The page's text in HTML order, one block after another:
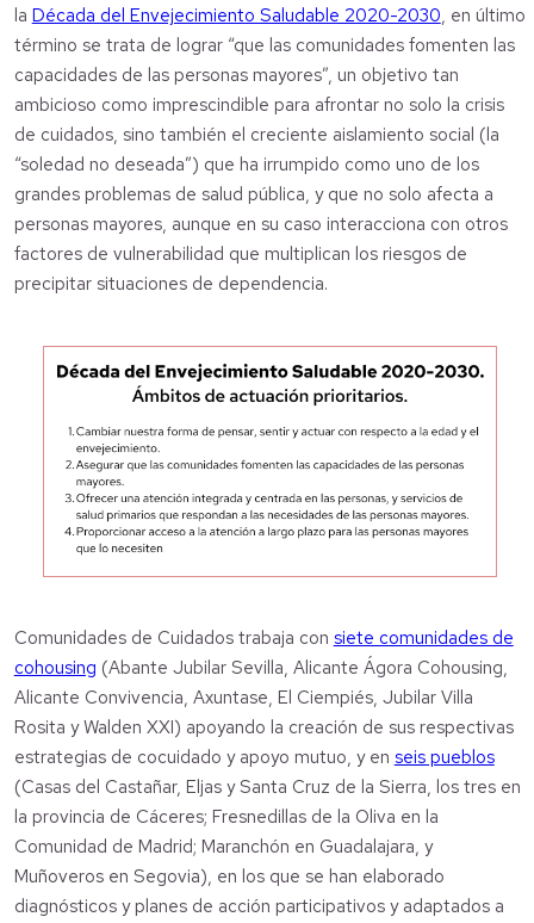
la Década del Envejecimiento Saludable 2020-2030, en último
término se trata de lograr “que las comunidades fomenten las
capacidades de las personas mayores”, un objetivo tan
ambicioso como imprescindible para afrontar no solo la crisis
de cuidados, sino también el creciente aislamiento social (la
“soledad no deseada”) que ha irrumpido como uno de los
grandes problemas de salud pública, y que no solo afecta a
personas mayores, aunque en su caso interacciona con otros
factores de vulnerabilidad que multiplican los riesgos de
precipitar situaciones de dependencia.
Comunidades de Cuidados trabaja con siete comunidades de
cohousing (Abante Jubilar Sevilla, Alicante Ágora Cohousing,
Alicante Convivencia, Axuntase, El Ciempiés, Jubilar Villa
Rosita y Walden XXI) apoyando la creación de sus respectivas
estrategias de cocuidado y apoyo mutuo, y en seis pueblos
(Casas del Castañar, Eljas y Santa Cruz de la Sierra, los tres en
la provincia de Cáceres; Fresnedillas de la Oliva en la
Comunidad de Madrid; Maranchón en Guadalajara, y
Muñoveros en Segovia), en los que se han elaborado
diagnósticos y planes de acción participativos y adaptados a